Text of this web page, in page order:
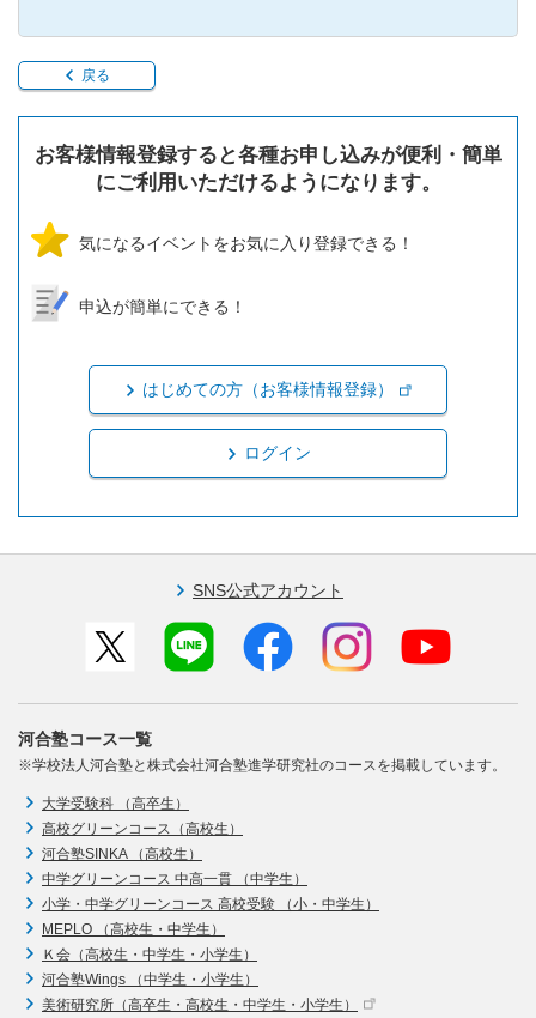
戻る
お客様情報登録すると各種お申し込みが便利・簡単
にご利用いただけるようになります。
気になるイベントをお気に入り登録できる！
申込が簡単にできる！
はじめての方（お客様情報登録）
ログイン
SNS公式アカウント
河合塾コース一覧
※学校法人河合塾と株式会社河合塾進学研究社のコースを掲載しています。
大学受験科 （高卒生）
高校グリーンコース（高校生）
河合塾SINKA （高校生）
中学グリーンコース 中高一貫 （中学生）
小学・中学グリーンコース 高校受験 （小・中学生）
MEPLO （高校生・中学生）
Ｋ会（高校生・中学生・小学生）
河合塾Wings （中学生・小学生）
美術研究所（高卒生・高校生・中学生・小学生）